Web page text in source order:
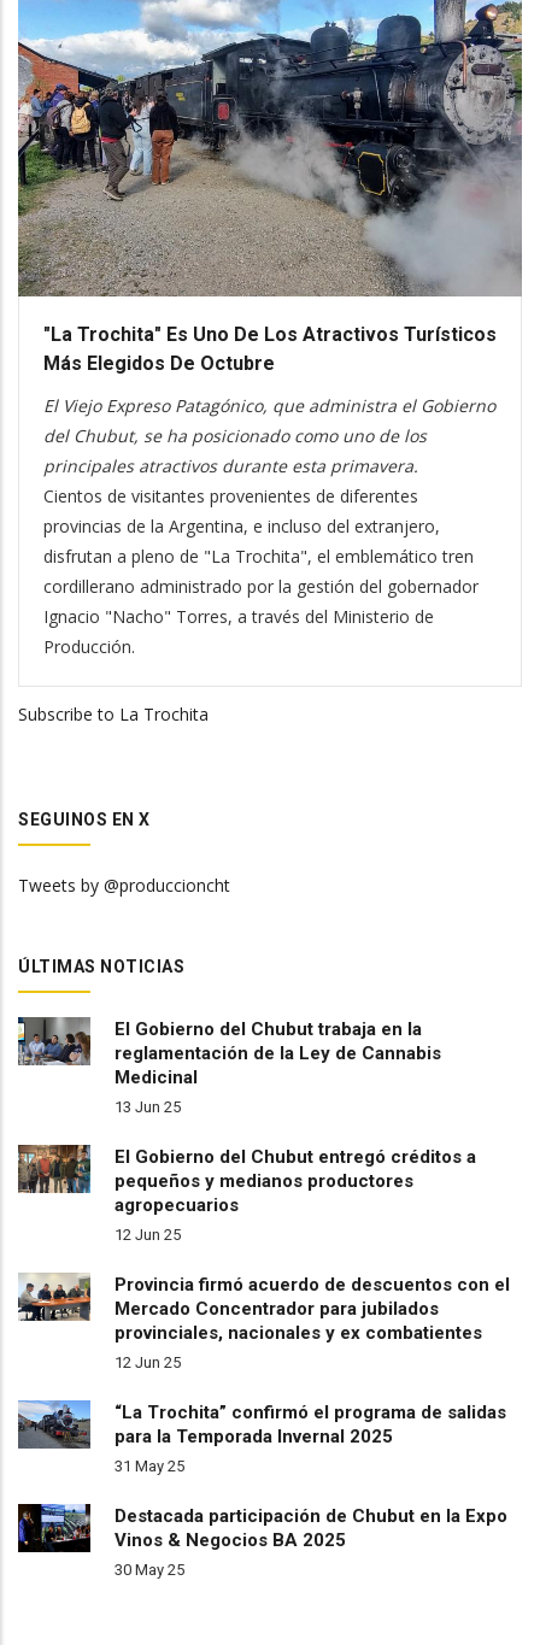
"La Trochita" Es Uno De Los Atractivos Turísticos
Más Elegidos De Octubre
El Viejo Expreso Patagónico, que administra el Gobierno
del Chubut, se ha posicionado como uno de los
principales atractivos durante esta primavera.
Cientos de visitantes provenientes de diferentes
provincias de la Argentina, e incluso del extranjero,
disfrutan a pleno de "La Trochita", el emblemático tren
cordillerano administrado por la gestión del gobernador
Ignacio "Nacho" Torres, a través del Ministerio de
Producción.
Subscribe to La Trochita
SEGUINOS EN X
Tweets by @produccioncht
ÚLTIMAS NOTICIAS
El Gobierno del Chubut trabaja en la
reglamentación de la Ley de Cannabis
Medicinal
13 Jun 25
El Gobierno del Chubut entregó créditos a
pequeños y medianos productores
agropecuarios
12 Jun 25
Provincia firmó acuerdo de descuentos con el
Mercado Concentrador para jubilados
provinciales, nacionales y ex combatientes
12 Jun 25
“La Trochita” confirmó el programa de salidas
para la Temporada Invernal 2025
31 May 25
Destacada participación de Chubut en la Expo
Vinos & Negocios BA 2025
30 May 25